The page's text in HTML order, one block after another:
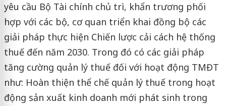
yêu cầu Bộ Tài chính chủ trì, khẩn trương phối
hợp với các bộ, cơ quan triển khai đồng bộ các
giải pháp thực hiện Chiến lược cải cách hệ thống
thuế đến năm 2030. Trong đó có các giải pháp
tăng cường quản lý thuế đối với hoạt động TMĐT
như: Hoàn thiện thể chế quản lý thuế trong hoạt
động sản xuất kinh doanh mới phát sinh trong